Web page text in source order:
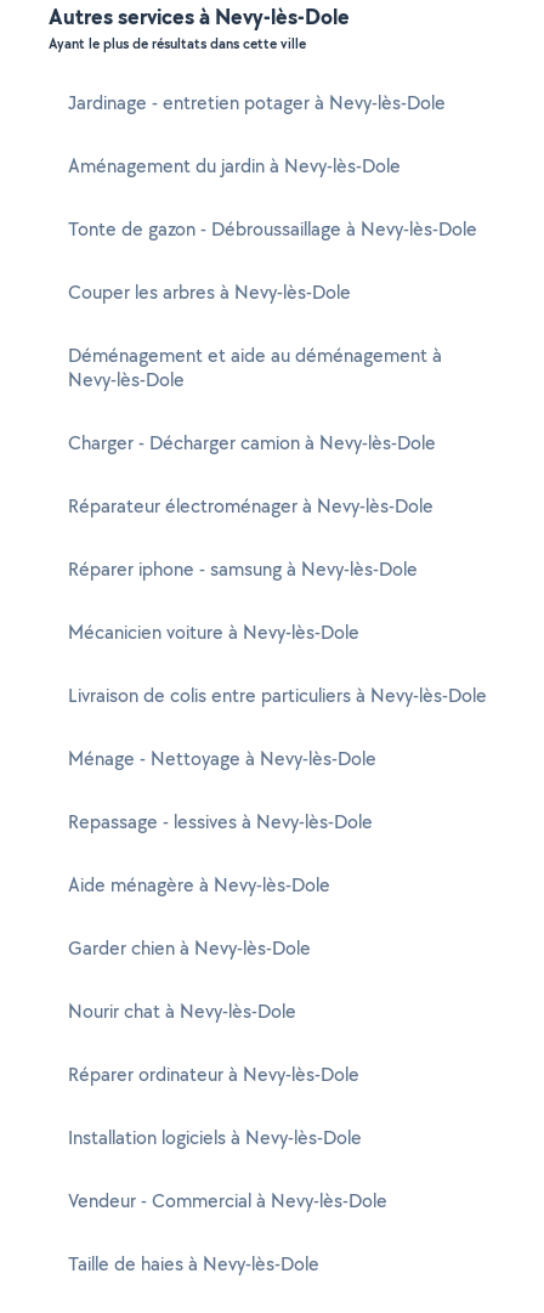
Autres services à Nevy-lès-Dole
Ayant le plus de résultats dans cette ville
Jardinage - entretien potager à Nevy-lès-Dole
Aménagement du jardin à Nevy-lès-Dole
Tonte de gazon - Débroussaillage à Nevy-lès-Dole
Couper les arbres à Nevy-lès-Dole
Déménagement et aide au déménagement à
Nevy-lès-Dole
Charger - Décharger camion à Nevy-lès-Dole
Réparateur électroménager à Nevy-lès-Dole
Réparer iphone - samsung à Nevy-lès-Dole
Mécanicien voiture à Nevy-lès-Dole
Livraison de colis entre particuliers à Nevy-lès-Dole
Ménage - Nettoyage à Nevy-lès-Dole
Repassage - lessives à Nevy-lès-Dole
Aide ménagère à Nevy-lès-Dole
Garder chien à Nevy-lès-Dole
Nourir chat à Nevy-lès-Dole
Réparer ordinateur à Nevy-lès-Dole
Installation logiciels à Nevy-lès-Dole
Vendeur - Commercial à Nevy-lès-Dole
Taille de haies à Nevy-lès-Dole